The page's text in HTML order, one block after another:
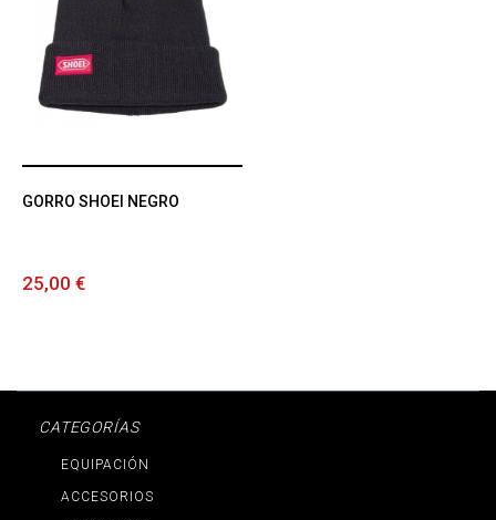
GORRO SHOEI NEGRO
25,00 €
CATEGORÍAS
EQUIPACIÓN
ACCESORIOS